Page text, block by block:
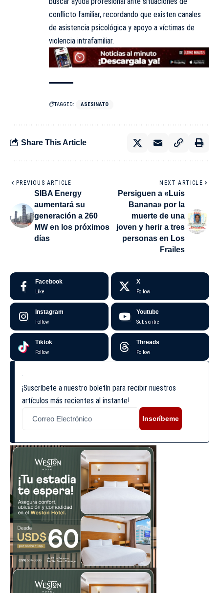
conflicto familiar, recordando que existen canales
de asistencia psicológica y apoyo a víctimas de
violencia intrafamiliar.
TAGGED: ASESINATO
Share This Article
PREVIOUS ARTICLE
SIBA Energy
aumentará su
generación a 260
MW en los próximos
días
NEXT ARTICLE
Persiguen a «Luis
Banana» por la
muerte de una
joven y herir a tres
personas en Los
Frailes
Facebook
Like
X
Follow
Instagram
Follow
Youtube
Subscribe
Tiktok
Follow
Threads
Follow
¡Suscríbete a nuestro boletín para recibir nuestros
artículos más recientes al instante!
Inscríbeme